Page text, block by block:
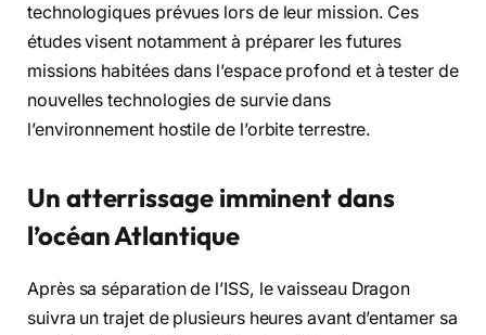
technologiques prévues lors de leur mission. Ces
études visent notamment à préparer les futures
missions habitées dans l’espace profond et à tester de
nouvelles technologies de survie dans
l’environnement hostile de l’orbite terrestre.
Un atterrissage imminent dans
l’océan Atlantique
Après sa séparation de l’ISS, le vaisseau Dragon
suivra un trajet de plusieurs heures avant d’entamer sa